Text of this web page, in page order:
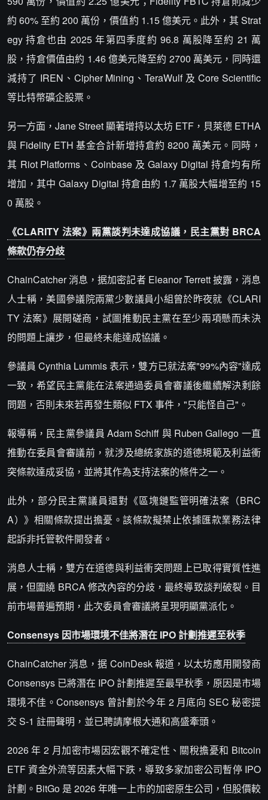
約 60% 至約 200 萬份，價值約 1.15 億美元。此外，其 Strat
egy 持倉也由 2025 年第四季度約 96.8 萬股降至約 21 萬
股，持倉價值由約 1.46 億美元降至約 2700 萬美元，同時還
減持了 IREN、Cipher Mining、TeraWulf 及 Core Scientific
等比特幣礦企股票。
另一方面，Jane Street 顯著增持以太坊 ETF，貝萊德 ETHA
與 Fidelity ETH 基金合計新增持倉約 8200 萬美元。同時，
其 Riot Platforms、Coinbase 及 Galaxy Digital 持倉均有所
增加，其中 Galaxy Digital 持倉由約 1.7 萬股大幅增至約 15
0 萬股。
《CLARITY 法案》兩黨談判未達成協議，民主黨對 BRCA
條款仍存分歧
ChainCatcher 消息，据加密記者 Eleanor Terrett 披露，消息
人士稱，美國參議院兩黨少數議員小組曾於昨夜就《CLARI
TY 法案》展開磋商，試圖推動民主黨在至少兩項懸而未決
的問題上讓步，但最終未能達成協議。
參議員 Cynthia Lummis 表示，雙方已就法案"99%內容"達成
一致，希望民主黨能在法案通過委員會審議後繼續解決剩餘
問題，否則未來若再發生類似 FTX 事件，"只能怪自己"。
報導稱，民主黨參議員 Adam Schiff 與 Ruben Gallego 一直
推動在委員會審議前，就涉及總統家族的道德規範及利益衝
突條款達成妥協，並將其作為支持法案的條件之一。
此外，部分民主黨議員還對《區塊鏈監管明確法案（BRC
A）》相關條款提出擔憂。該條款擬禁止依據匯款業務法律
起訴非托管軟件開發者。
消息人士稱，雙方在道德與利益衝突問題上已取得實質性進
展，但圍繞 BRCA 修改內容的分歧，最終導致談判破裂。目
前市場普遍預期，此次委員會審議將呈現明顯黨派化。
Consensys 因市場環境不佳將潛在 IPO 計劃推遲至秋季
ChainCatcher 消息，据 CoinDesk 報道，以太坊應用開發商
Consensys 已將潛在 IPO 計劃推遲至最早秋季，原因是市場
環境不佳。Consensys 曾計劃於今年 2 月底向 SEC 秘密提
交 S-1 註冊聲明，並已聘請摩根大通和高盛牽頭。
2026 年 2 月加密市場因宏觀不確定性、關稅擔憂和 Bitcoin
ETF 資金外流等因素大幅下跌，導致多家加密公司暫停 IPO
計劃。BitGo 是 2026 年唯一上市的加密原生公司，但股價較